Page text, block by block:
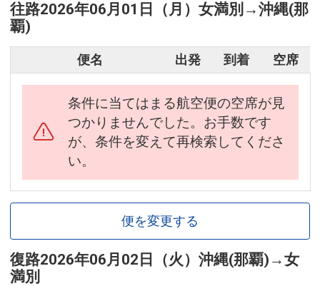
往路2026年06月01日（月） 女満別 →沖縄(那
覇)
便名 出発 到着 空席
条件に当てはまる航空便の空席が見
つかりませんでした。お手数です
が、条件を変えて再検索してくださ
い。
便を変更する
復路2026年06月02日（火） 沖縄(那覇) →女
満別